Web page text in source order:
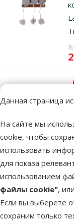
Данная страница
На сайте мы
cookie, чтобы
использовать
для показа
использованием
файлы cookie",
Если вы выберете
сохраним только